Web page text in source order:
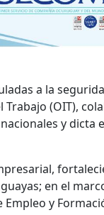
a la
(OIT),
y dicta
en el
y